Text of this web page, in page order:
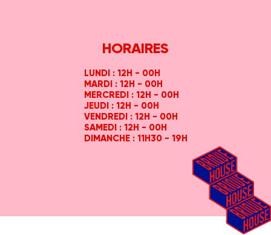
HORAIRES
LUNDI : 12H - 00H
MARDI : 12H - 00H
MERCREDI : 12H - 00H
JEUDI : 12H - 00H
VENDREDI : 12H - 00H
SAMEDI : 12H - 00H
DIMANCHE : 11H30 - 19H